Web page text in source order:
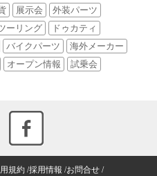
展示会
外装パーツ
ーリング
ドゥカティ
バイクパーツ
海外メーカー
オープン情報
試乗会
規約 採用情報 お問合せ